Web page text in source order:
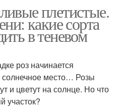
плетистые.
какие сорта
в теневом
роз начинается
место… Розы
и цветут на солнце. Но что
участок?